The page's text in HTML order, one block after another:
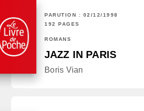
PARUTION : 02/12/1998
192 PAGES
ROMANS
JAZZ IN PARIS
Boris Vian